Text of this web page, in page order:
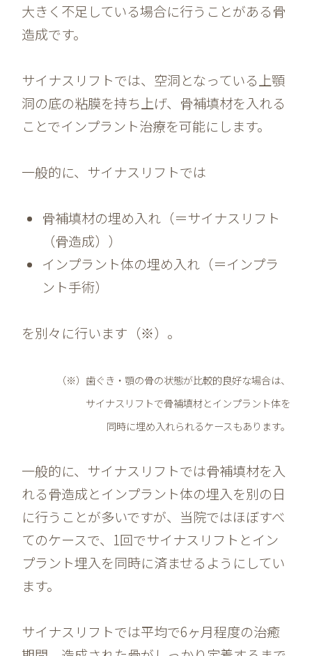
大きく不足している場合に行うことがある骨
造成です。
サイナスリフトでは、空洞となっている上顎
洞の底の粘膜を持ち上げ、骨補填材を入れる
ことでインプラント治療を可能にします。
一般的に、サイナスリフトでは
骨補填材の埋め入れ（＝サイナスリフト
（骨造成））
インプラント体の埋め入れ（＝インプラ
ント手術）
を別々に行います（※）。
（※）歯ぐき・顎の骨の状態が比較的良好な場合は、
サイナスリフトで骨補填材とインプラント体を
同時に埋め入れられるケースもあります。
一般的に、サイナスリフトでは骨補填材を入
れる骨造成とインプラント体の埋入を別の日
に行うことが多いですが、当院ではほぼすべ
てのケースで、1回でサイナスリフトとイン
プラント埋入を同時に済ませるようにしてい
ます。
サイナスリフトでは平均で6ヶ月程度の治癒